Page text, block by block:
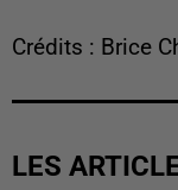
Crédits : Brice
LES